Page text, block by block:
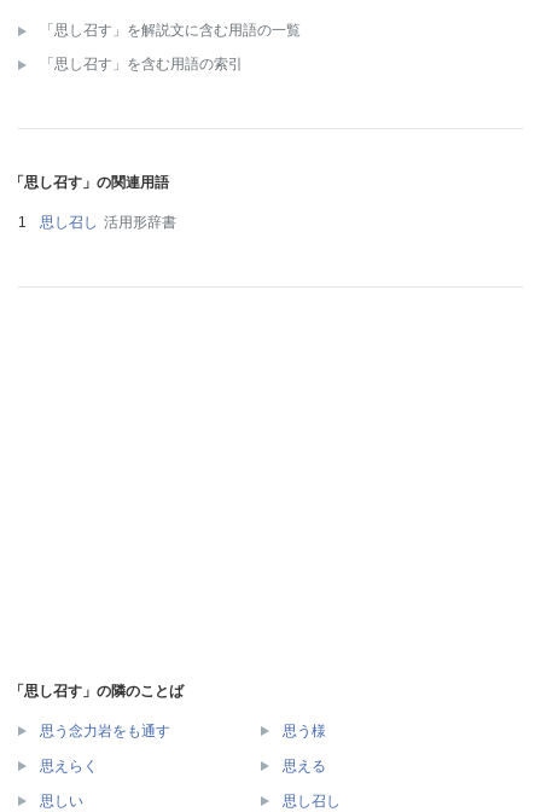
「思し召す」を解説文に含む用語の一覧
「思し召す」を含む用語の索引
「思し召す」の関連用語
思し召し 活用形辞書
「思し召す」の隣のことば
思う念力岩をも通す 思う様
思えらく 思える
思しい 思し召し